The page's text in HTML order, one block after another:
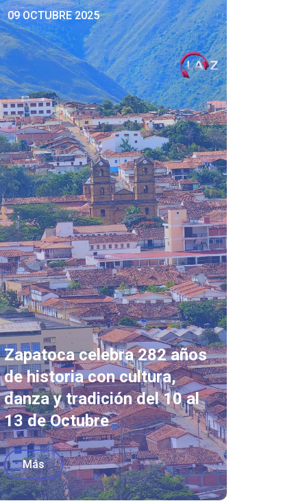
09 OCTUBRE 2025
Zapatoca celebra 282 años
de historia con cultura,
danza y tradición del 10 al
13 de Octubre
Más